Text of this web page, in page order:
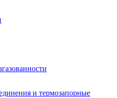
и термозапорные